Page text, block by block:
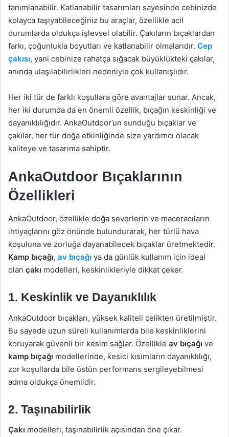
tanımlanabilir. Katlanabilir tasarımları sayesinde cebinizde
kolayca taşıyabileceğiniz bu araçlar, özellikle acil
durumlarda oldukça işlevsel olabilir. Çakıların bıçaklardan
farkı, çoğunlukla boyutları ve katlanabilir olmalarıdır. Cep
çakısı, yani cebinize rahatça sığacak büyüklükteki çakılar,
anında ulaşılabilirlikleri nedeniyle çok kullanışlıdır.
Her iki tür de farklı koşullara göre avantajlar sunar. Ancak,
her iki durumda da en önemli özellik, bıçağın keskinliği ve
dayanıklılığıdır. AnkaOutdoor’un sunduğu bıçaklar ve
çakılar, her tür doğa etkinliğinde size yardımcı olacak
kaliteye ve tasarıma sahiptir.
AnkaOutdoor Bıçaklarının
Özellikleri
AnkaOutdoor, özellikle doğa severlerin ve maceracıların
ihtiyaçlarını göz önünde bulundurarak, her türlü hava
koşuluna ve zorluğa dayanabilecek bıçaklar üretmektedir.
Kamp bıçağı, av bıçağı ya da günlük kullanım için ideal
olan çakı modelleri, keskinlikleriyle dikkat çeker.
1. Keskinlik ve Dayanıklılık
AnkaOutdoor bıçakları, yüksek kaliteli çelikten üretilmiştir.
Bu sayede uzun süreli kullanımlarda bile keskinliklerini
koruyarak güvenli bir kesim sağlar. Özellikle av bıçağı ve
kamp bıçağı modellerinde, kesici kısımların dayanıklılığı,
zor koşullarda bile üstün performans sergileyebilmesi
adına oldukça önemlidir.
2. Taşınabilirlik
Çakı modelleri, taşınabilirlik açısından öne çıkar.